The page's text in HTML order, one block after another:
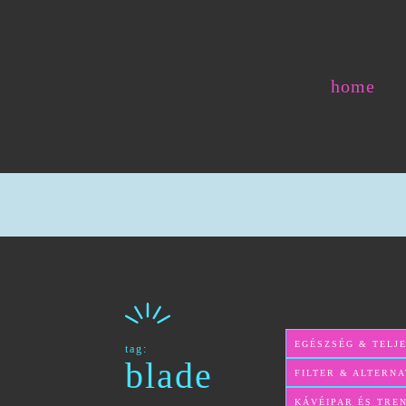
home
tag:
blade
EGÉSZSÉG &
FILTER &
KÁVÉIPAR ÉS